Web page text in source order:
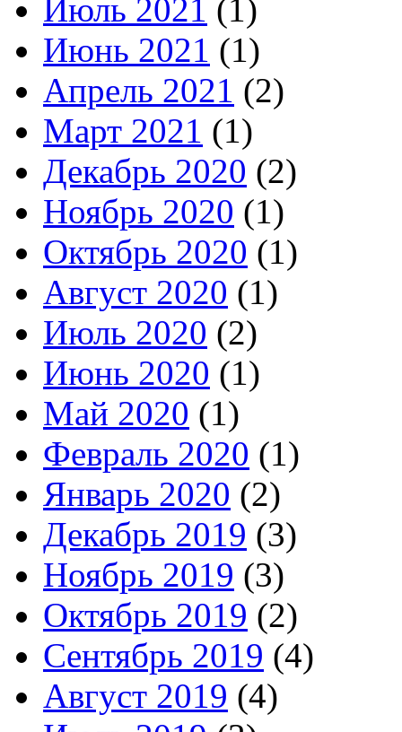
Июль 2021 (1)
Июнь 2021 (1)
Апрель 2021 (2)
Март 2021 (1)
Декабрь 2020 (2)
Ноябрь 2020 (1)
Октябрь 2020 (1)
Август 2020 (1)
Июль 2020 (2)
Июнь 2020 (1)
Май 2020 (1)
Февраль 2020 (1)
Январь 2020 (2)
Декабрь 2019 (3)
Ноябрь 2019 (3)
Октябрь 2019 (2)
Сентябрь 2019 (4)
Август 2019 (4)